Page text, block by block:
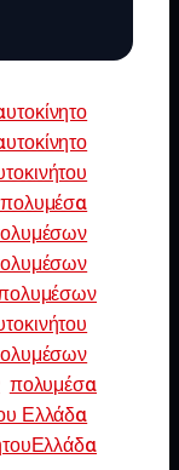
πολυμέσα
Ελλάδα